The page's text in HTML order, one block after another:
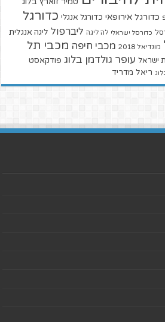
כדורגל אירופאי כדורגל אנגלי כדורגל
כדורסל ישראלי לה ליגה ליברפול ליגה אנגלית
מונדיאל 2018 מכבי חיפה מכבי תל
ישראל עופר גולדמן בלוג פודקאסט
ריאל מדריד